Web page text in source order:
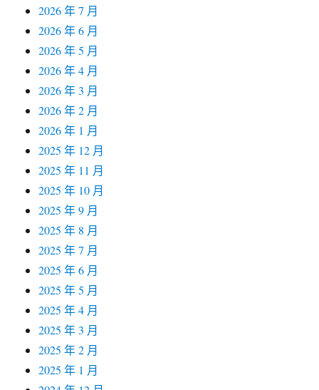
2026 年 7 月
2026 年 6 月
2026 年 5 月
2026 年 4 月
2026 年 3 月
2026 年 2 月
2026 年 1 月
2025 年 12 月
2025 年 11 月
2025 年 10 月
2025 年 9 月
2025 年 8 月
2025 年 7 月
2025 年 6 月
2025 年 5 月
2025 年 4 月
2025 年 3 月
2025 年 2 月
2025 年 1 月